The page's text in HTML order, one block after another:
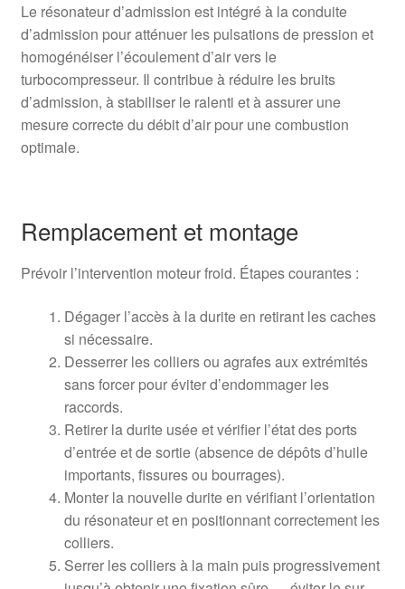
Le résonateur d’admission est intégré à la conduite
d’admission pour atténuer les pulsations de pression et
homogénéiser l’écoulement d’air vers le
turbocompresseur. Il contribue à réduire les bruits
d’admission, à stabiliser le ralenti et à assurer une
mesure correcte du débit d’air pour une combustion
optimale.
Remplacement et montage
Prévoir l’intervention moteur froid. Étapes courantes :
Dégager l’accès à la durite en retirant les caches
si nécessaire.
Desserrer les colliers ou agrafes aux extrémités
sans forcer pour éviter d’endommager les
raccords.
Retirer la durite usée et vérifier l’état des ports
d’entrée et de sortie (absence de dépôts d’huile
importants, fissures ou bourrages).
Monter la nouvelle durite en vérifiant l’orientation
du résonateur et en positionnant correctement les
colliers.
Serrer les colliers à la main puis progressivement